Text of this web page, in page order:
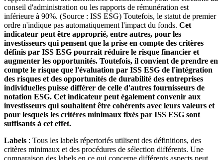
conseil d'administration ou les rapports de rémunération est
inférieure à 90%. (Source : ISS ESG) Toutefois, le statut de premier
ordre n'indique pas automatiquement l'impact du fonds. Cet
indicateur peut être approprié, entre autres, pour les
investisseurs qui pensent que la prise en compte des critères
définis par ISS ESG pourrait réduire le risque financier et
augmenter les opportunités. Toutefois, il convient de prendre en
compte le risque que l'évaluation par ISS ESG de l'intégration
des risques et des opportunités de durabilité des entreprises
individuelles puisse différer de celle d'autres fournisseurs de
notation ESG. Cet indicateur peut également convenir aux
investisseurs qui souhaitent être cohérents avec leurs valeurs et
pour lesquels les critères minimaux fixés par ISS ESG sont
suffisants à cet effet.
Labels : Tous les labels répertoriés utilisent des définitions, des
critères minimaux et des procédures de sélection différents. Une
comparaison des labels en ce qui concerne différents aspects peut